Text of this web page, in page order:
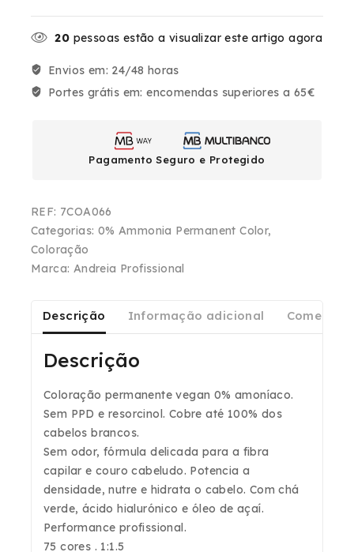
20 pessoas estão a visualizar este artigo agora
Envios em: 24/48 horas
Portes grátis em:encomendas superiores a 65€
Pagamento Seguro e Protegido
REF: 7COA066
Categorias: 0% Ammonia Permanent Color,
Coloração
Marca: Andreia Profissional
Descrição Informação adicional
Descrição
Coloração permanente vegan 0% amoníaco.
Sem PPD e resorcinol. Cobre até 100% dos
cabelos brancos.
Sem odor, fórmula delicada para a fibra
capilar e couro cabeludo. Potencia a
densidade, nutre e hidrata o cabelo. Com chá
verde, ácido hialurónico e óleo de açaí.
Performance profissional.
75 cores . 1:1.5